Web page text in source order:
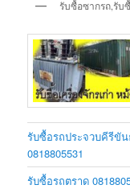
รับซื้อซากรถ,รับ
รับซื้อรถประจวบคีรีขั
0818805531
รับซื้อรถตราด